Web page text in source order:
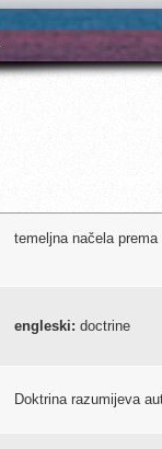
temeljna načela
engleski: doctrine
Doktrina razumijeva